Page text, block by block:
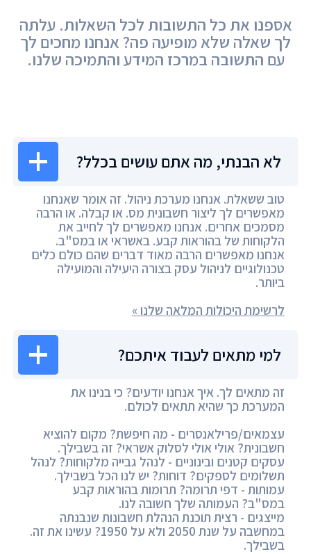
לא הבנתי, מה אתם עושים בכלל?
טוב ששאלת. אנחנו מערכת ניהול. זה אומר שאנחנו
מאפשרים לך ליצור חשבונית מס. או קבלה. או הרבה
מסמכים אחרים. אנחנו מאפשרים לך לחייב את
הלקוחות של בהוראות קבע. באשראי או במס"ב.
אנחנו מאפשרים הרבה מאוד דברים שהם כולם כלים
טכנולוגיים לניהול עסק בצורה היעילה והמועילה
ביותר.
לרשימת היכולות המלאה שלנו »
למי מתאים לעבוד איתכם?
זה מתאים לך. איך אנחנו יודעים? כי בנינו את
המערכת כך שהיא תתאים לכולם.
עצמאים/פרילאנסרים - מה חיפשת? מקום להוציא
חשבונית? אולי אולי לסלוק אשראי? זה בשבילך.
עסקים קטנים ובינוניים - לנהל גבייה מלקוחות? לנהל
תשלומים לספקים? דוחות? יש לנו הכל בשבילך.
עמותות - דפי תרומה? תרומות בהוראות קבע
במס"ב? העמותה שלך חשובה לנו.
מייצגים - רצית תוכנת הנהלת חשבונות שנבנתה
במחשבה על שנת 2050 ולא על 1950? עשינו את זה.
בשבילך.
אספנו את כל התשובות לכל השאלות. עלתה
לך שאלה שלא מופיעה פה? אנחנו מחכים לך
עם התשובה במרכז המידע והתמיכה שלנו.